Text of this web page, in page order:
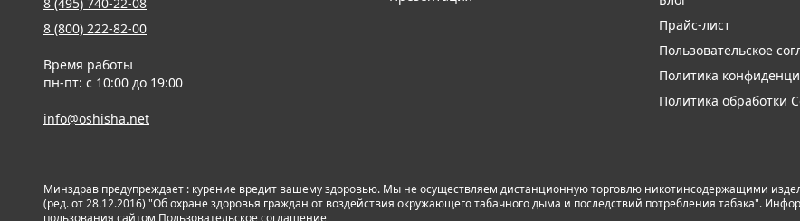
8 (800) 222-82-00
Время работы
пн-пт: с 10:00 до 19:00
info@oshisha.net
Прайс-лист
Пользовательское
Политика
Политика обработки
Минздрав предупреждает : курение вредит вашему здоровью. Мы не осуществляем дистанционную торговлю никотинсодержащими
(ред. от 28.12.2016) "Об охране здоровья граждан от воздействия окружающего табачного дыма и последствий потребления табака".
пользования сайтом Пользовательское соглашение